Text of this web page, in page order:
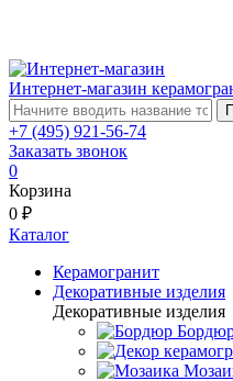
Интернет-магазин
+7 (495) 921-56-74
Заказать звонок
0
Корзина
0 ₽
Каталог
Керамогранит
Декоративные изделия
Декоративные изделия